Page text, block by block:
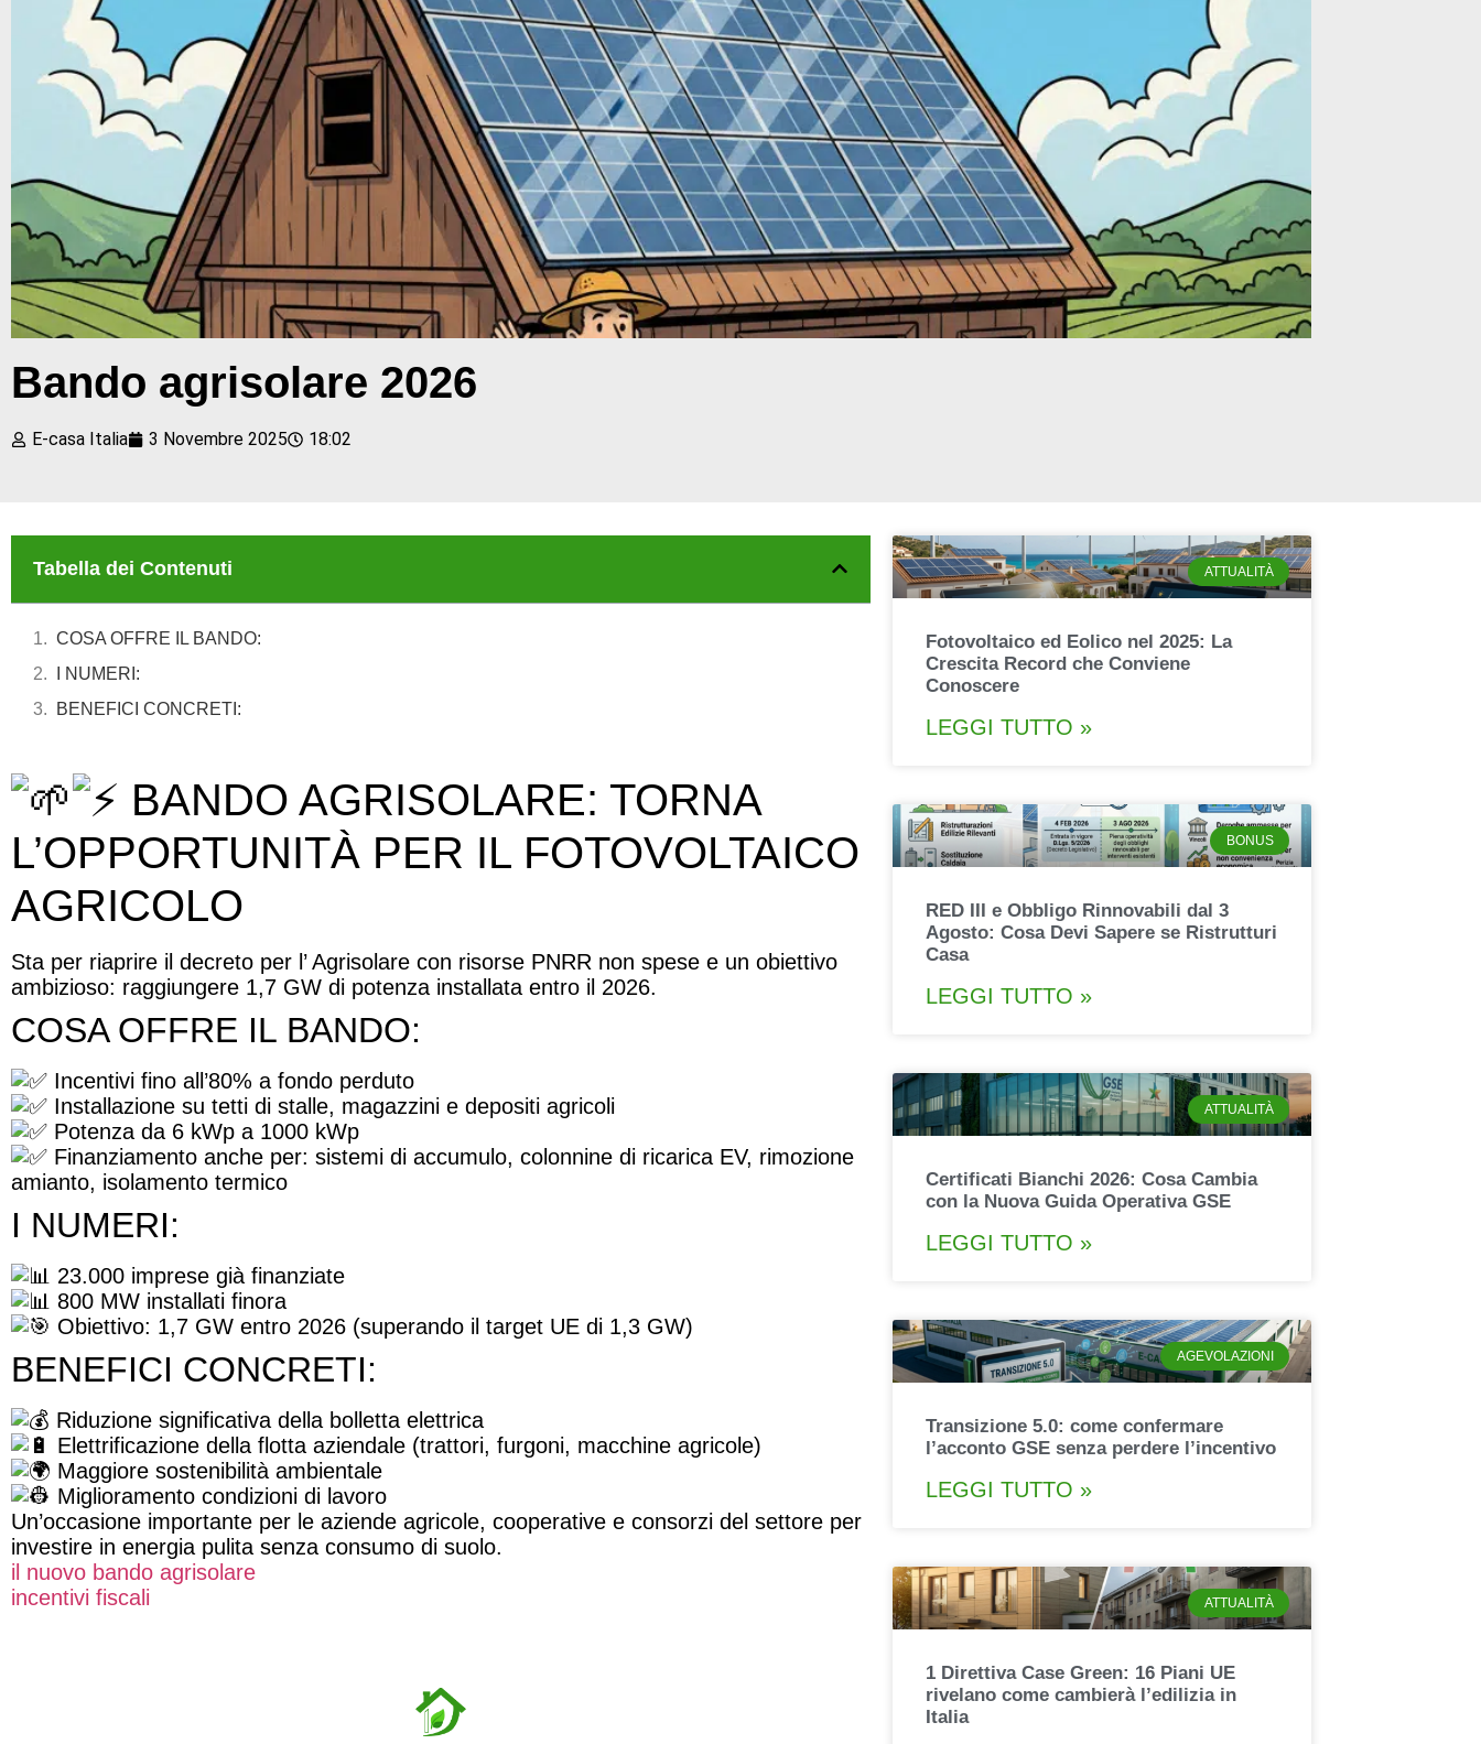
Bando agrisolare 2026
E-casa Italia 3 Novembre 2025 18:02
Tabella dei Contenuti
COSA OFFRE IL BANDO:
I NUMERI:
BENEFICI CONCRETI:
BANDO AGRISOLARE: TORNA
L’OPPORTUNITÀ PER IL FOTOVOLTAICO
AGRICOLO
Sta per riaprire il decreto per l’ Agrisolare con risorse PNRR non spese e un obiettivo
ambizioso: raggiungere 1,7 GW di potenza installata entro il 2026.
COSA OFFRE IL BANDO:
Incentivi fino all’80% a fondo perduto
Installazione su tetti di stalle, magazzini e depositi agricoli
Potenza da 6 kWp a 1000 kWp
Finanziamento anche per: sistemi di accumulo, colonnine di ricarica EV, rimozione
amianto, isolamento termico
I NUMERI:
23.000 imprese già finanziate
800 MW installati finora
Obiettivo: 1,7 GW entro 2026 (superando il target UE di 1,3 GW)
BENEFICI CONCRETI:
Riduzione significativa della bolletta elettrica
Elettrificazione della flotta aziendale (trattori, furgoni, macchine agricole)
Maggiore sostenibilità ambientale
Miglioramento condizioni di lavoro
Un’occasione importante per le aziende agricole, cooperative e consorzi del settore per
investire in energia pulita senza consumo di suolo.
il nuovo bando agrisolare
incentivi fiscali
ATTUALITÀ
Fotovoltaico ed Eolico nel 2025: La
Crescita Record che Conviene
Conoscere
LEGGI TUTTO »
BONUS
RED III e Obbligo Rinnovabili dal 3
Agosto: Cosa Devi Sapere se Ristrutturi
Casa
LEGGI TUTTO »
ATTUALITÀ
Certificati Bianchi 2026: Cosa Cambia
con la Nuova Guida Operativa GSE
LEGGI TUTTO »
AGEVOLAZIONI
Transizione 5.0: come confermare
l’acconto GSE senza perdere l’incentivo
LEGGI TUTTO »
ATTUALITÀ
1 Direttiva Case Green: 16 Piani UE
rivelano come cambierà l’edilizia in
Italia